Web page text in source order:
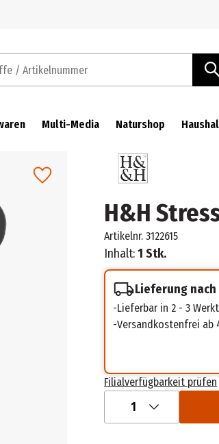
Artikelnummer
Multi-Media Naturshop
H&H
Artikelnr. 3122615
Inhalt:1 Stk.
Lieferung nach
Lieferbar in 2 - 3
Versandkostenfrei ab
Filialverfügbarkeit prüfen
1